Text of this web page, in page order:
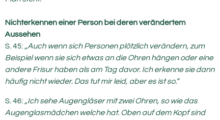
Nichterkennen einer Person bei deren verändertem
Aussehen
S. 45: „Auch wenn sich Personen plötzlich verändern, zum
Beispiel wenn sie sich etwas an die Ohren hängen oder eine
andere Frisur haben als am Tag davor. Ich erkenne sie dann
häufig nicht wieder. Das tut mir leid, aber es ist so.“
S. 46: „Ich sehe Augengläser mit zwei Ohren, so wie das
Augenglasmädchen welche hat. Oben auf dem Kopf sind